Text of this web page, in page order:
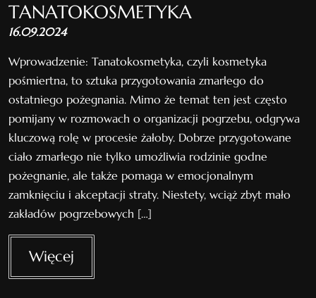
TANATOKOSMETYKA
16.09.2024
Wprowadzenie: Tanatokosmetyka, czyli kosmetyka
pośmiertna, to sztuka przygotowania zmarłego do
ostatniego pożegnania. Mimo że temat ten jest często
pomijany w rozmowach o organizacji pogrzebu, odgrywa
kluczową rolę w procesie żałoby. Dobrze przygotowane
ciało zmarłego nie tylko umożliwia rodzinie godne
pożegnanie, ale także pomaga w emocjonalnym
zamknięciu i akceptacji straty. Niestety, wciąż zbyt mało
zakładów pogrzebowych […]
Więcej